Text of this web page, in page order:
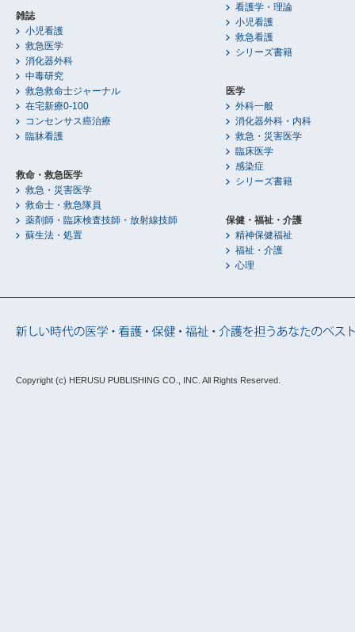
雑誌
小児看護
救急医学
消化器外科
中毒研究
救急救命士ジャーナル
在宅新療0-100
コンセンサス癌治療
臨牀看護
救命・救急医学
救急・災害医学
救命士・救急隊員
薬剤師・臨床検査技師・放射線技師
蘇生法・処置
看護学・理論
小児看護
救急看護
シリーズ書籍
医学
外科一般
消化器外科・内科
救急・災害医学
臨床医学
感染症
シリーズ書籍
保健・福祉・介護
精神保健福祉
福祉・介護
心理
Copyright (c) HERUSU PUBLISHING CO., INC. All Rights Reserved.